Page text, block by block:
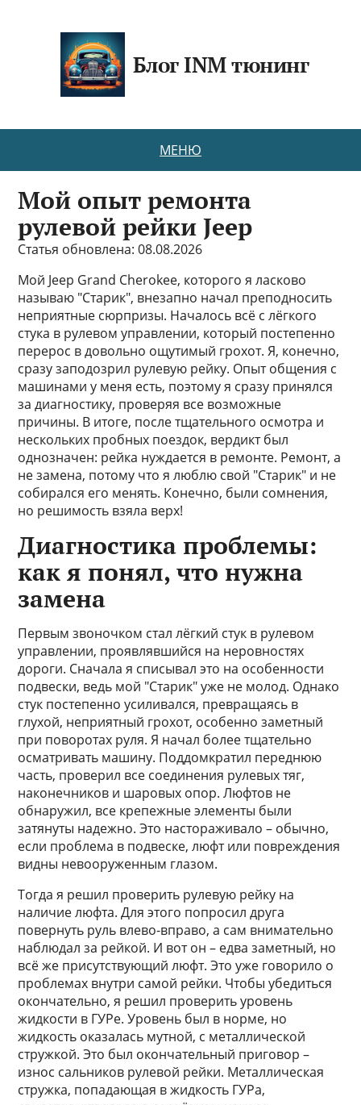
Блог INM тюнинг
МЕНЮ
Мой опыт ремонта
рулевой рейки Jeep
Статья обновлена: 08.08.2026
Мой Jeep Grand Cherokee, которого я ласково
называю "Старик", внезапно начал преподносить
неприятные сюрпризы. Началось всё с лёгкого
стука в рулевом управлении, который постепенно
перерос в довольно ощутимый грохот. Я, конечно,
сразу заподозрил рулевую рейку. Опыт общения с
машинами у меня есть, поэтому я сразу принялся
за диагностику, проверяя все возможные
причины. В итоге, после тщательного осмотра и
нескольких пробных поездок, вердикт был
однозначен: рейка нуждается в ремонте. Ремонт, а
не замена, потому что я люблю свой "Старик" и не
собирался его менять. Конечно, были сомнения,
но решимость взяла верх!
Диагностика проблемы:
как я понял, что нужна
замена
Первым звоночком стал лёгкий стук в рулевом
управлении, проявлявшийся на неровностях
дороги. Сначала я списывал это на особенности
подвески, ведь мой "Старик" уже не молод. Однако
стук постепенно усиливался, превращаясь в
глухой, неприятный грохот, особенно заметный
при поворотах руля. Я начал более тщательно
осматривать машину. Поддомкратил переднюю
часть, проверил все соединения рулевых тяг,
наконечников и шаровых опор. Люфтов не
обнаружил, все крепежные элементы были
затянуты надежно. Это настораживало – обычно,
если проблема в подвеске, люфт или повреждения
видны невооруженным глазом.
Тогда я решил проверить рулевую рейку на
наличие люфта. Для этого попросил друга
повернуть руль влево-вправо, а сам внимательно
наблюдал за рейкой. И вот он – едва заметный, но
всё же присутствующий люфт. Это уже говорило о
проблемах внутри самой рейки. Чтобы убедиться
окончательно, я решил проверить уровень
жидкости в ГУРе. Уровень был в норме, но
жидкость оказалась мутной, с металлической
стружкой. Это был окончательный приговор –
износ сальников рулевой рейки. Металлическая
стружка, попадающая в жидкость ГУРа,